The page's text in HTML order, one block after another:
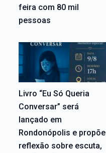
feira com 80 mil
pessoas
Livro “Eu Só Queria
Conversar” será
lançado em
Rondonópolis e propõe
reflexão sobre escuta,